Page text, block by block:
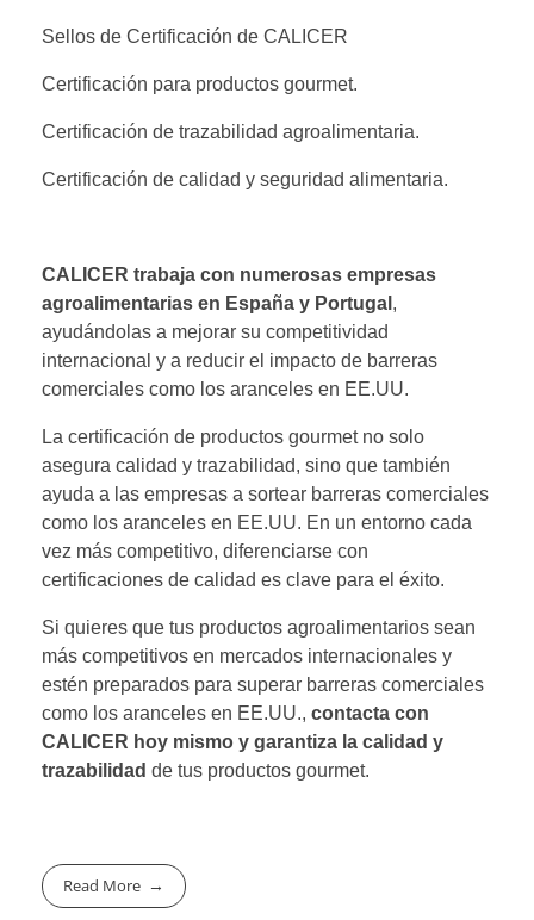
Sellos de Certificación de CALICER
Certificación para productos gourmet.
Certificación de trazabilidad agroalimentaria.
Certificación de calidad y seguridad alimentaria.
CALICER trabaja con numerosas empresas
agroalimentarias en España y Portugal ,
ayudándolas a mejorar su competitividad
internacional y a reducir el impacto de barreras
comerciales como los aranceles en EE.UU.
La certificación de productos gourmet no solo
asegura calidad y trazabilidad, sino que también
ayuda a las empresas a sortear barreras comerciales
como los aranceles en EE.UU. En un entorno cada
vez más competitivo, diferenciarse con
certificaciones de calidad es clave para el éxito.
Si quieres que tus productos agroalimentarios sean
más competitivos en mercados internacionales y
estén preparados para superar barreras comerciales
como los aranceles en EE.UU., contacta con
CALICER hoy mismo y garantiza la calidad y
trazabilidad de tus productos gourmet.
Read More